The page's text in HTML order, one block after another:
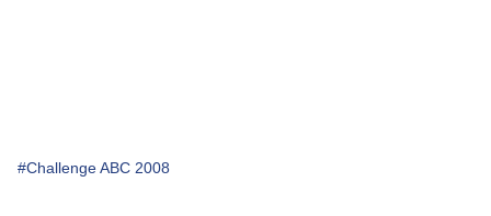
#Challenge ABC 2008